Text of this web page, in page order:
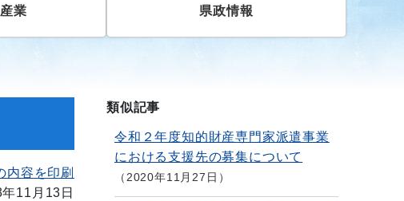
業 県政情報
内容を印刷
11月13日
類似記事
令和２年度知的財産専門家派遣事業
における支援先の募集について
2020年11月27日